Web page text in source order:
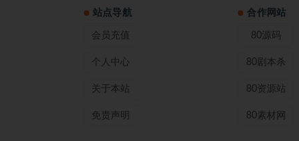
站点导航
会员充值
个人中心
关于本站
免责声明
合作网站
80源码
80剧本杀
80资源站
80素材网